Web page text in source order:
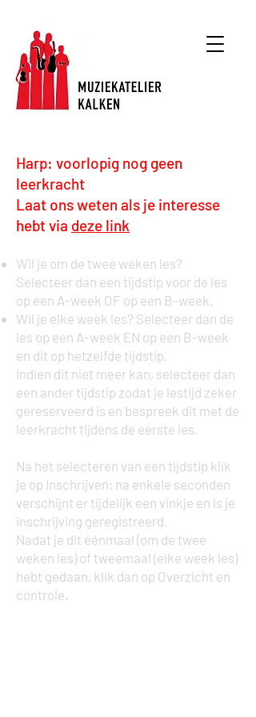
Harp: voorlopig nog geen
leerkracht
Laat ons weten als je interesse
hebt via deze link
Wil je om de twee weken les?
Selecteer dan een tijdstip voor de les
op een A-week OF op een B-week.
Wil je elke week les? Selecteer dan de
les op een A-week EN op een B-week
en dit op hetzelfde tijdstip.
Indien dit niet meer kan, selecteer dan
een ander tijdstip zodat je lestijd zeker
gereserveerd is en bespreek dit met de
leerkracht tijdens de eerste les.
Na het selecteren van een tijdstip klik
je op Inschrijven; na enkele seconden
verschijnt er tijdelijk een vinkje en is je
inschrijving geregistreerd.
Nadat je dit éénmaal (om de twee
weken les) of tweemaal (elke week les)
hebt gedaan, klik dan op Overzicht en
controle.